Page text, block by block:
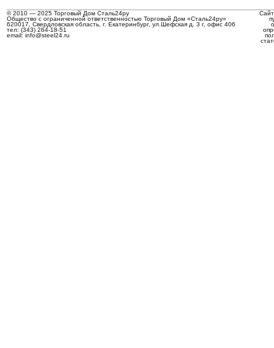
© 2010 — 2025 Торговый Дом Сталь24ру
Общество с ограниченной ответственностью Торговый Дом «Сталь24ру»
620017, Свердловская область, г. Екатеринбург, ул.Шефская д. 3 г, офис 406
тел: (343) 264-18-51
email: info@steel24.ru